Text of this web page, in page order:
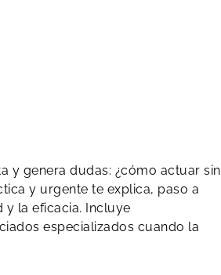
y genera dudas: ¿cómo actuar sin
y urgente te explica, paso a
la eficacia. Incluye
especializados cuando la